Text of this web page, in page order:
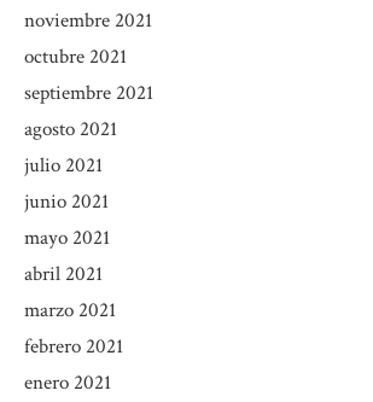
noviembre 2021
octubre 2021
septiembre 2021
agosto 2021
julio 2021
junio 2021
mayo 2021
abril 2021
marzo 2021
febrero 2021
enero 2021